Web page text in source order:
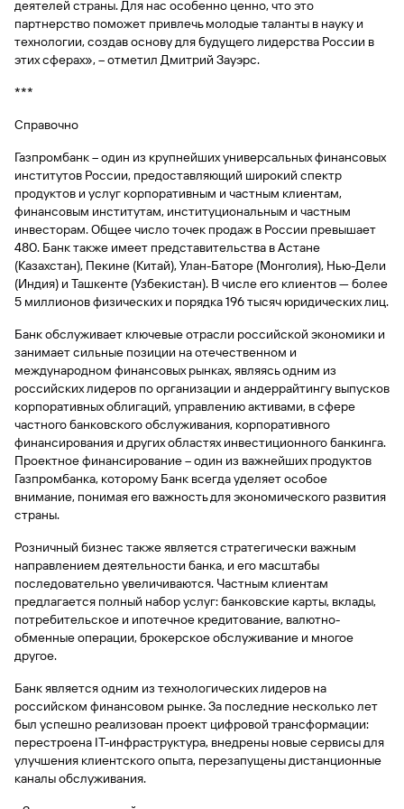
специальные
предложения
Газпром
для
держателей
карт
Дополнительная
карта-стикер
Банки-
Gazprom
Pay
Федеральный
ФЗ
Как не
попасться
Помощь по
действующему
кредиту
Оформить
страхование
карты
онлайн
Оператор
электронных
денежных
полезно
Часто
задаваемые
Калькулятор
Быстрый
поиск
по
сайту
Рефинансирование
кредита
Отчет о
кредитной
истории
Быстрый
поиск
по
сайту
Рефинансирование
кредита
Открыть
брокерский
счет
Инвестиционные
продукты
доверительного
управления
Налоговый
вычет
поиск
по
сайту
Рефинансирование
кредита
Отчет о
кредитной
истории
Быстрый
поиск
по
сайту
Рефинансирование
кредита
Кредитный
рейтинг
истории
Станьте
партнером
Партнерам
Информация
для
партнеров
Быстрый
поиск
по
сайту
Рефинансирование
кредита
Gazprom
Pay
Мобильное
приложение
GPB-
i-
Trade
GorodPay
Открыть
брокерский
счет
Брокер-
клиент
Дистанционные
сервисы
клиентом
Газпромбанка
онлайн
Открытый
API
курсов
металлов
Быстрый
поиск
по
Отделения
банка
инкассация
с Moniron
быть
полезно
115-ФЗ
для
малого
бизнеса
115-ФЗ
среднего
бизнеса
Офисы
обслуживания
лиц
Документы
для
счета
Быстрый
поиск
по
сайту
кредита
сервисы
«Копии
документов»
и «Справки»
поиск
по
сайту
Рефинансирование
кредита
Курсы
таможенных
платежей
поиск
сайту
Рефинансирование
кредита
по
сайту
Рефинансирование
сайту
Рефинансирование
кредита
деятелей страны. Для нас особенно ценно, что это
партнерство поможет привлечь молодые таланты в науку и
технологии, создав основу для будущего лидерства России в
этих сферах», – отметил Дмитрий Зауэрс.
***
Справочно
Газпромбанк – один из крупнейших универсальных финансовых
институтов России, предоставляющий широкий спектр
продуктов и услуг корпоративным и частным клиентам,
финансовым институтам, институциональным и частным
инвесторам. Общее число точек продаж в России превышает
480. Банк также имеет представительства в Астане
(Казахстан), Пекине (Китай), Улан-Баторе (Монголия), Нью-Дели
(Индия) и Ташкенте (Узбекистан). В числе его клиентов — более
5 миллионов физических и порядка 196 тысяч юридических лиц.
Банк обслуживает ключевые отрасли российской экономики и
занимает сильные позиции на отечественном и
международном финансовых рынках, являясь одним из
российских лидеров по организации и андеррайтингу выпусков
корпоративных облигаций, управлению активами, в сфере
частного банковского обслуживания, корпоративного
финансирования и других областях инвестиционного банкинга.
Проектное финансирование – один из важнейших продуктов
Газпромбанка, которому Банк всегда уделяет особое
внимание, понимая его важность для экономического развития
страны.
Розничный бизнес также является стратегически важным
направлением деятельности банка, и его масштабы
последовательно увеличиваются. Частным клиентам
предлагается полный набор услуг: банковские карты, вклады,
потребительское и ипотечное кредитование, валютно-
обменные операции, брокерское обслуживание и многое
другое.
Банк является одним из технологических лидеров на
российском финансовом рынке. За последние несколько лет
был успешно реализован проект цифровой трансформации:
перестроена IT-инфраструктура, внедрены новые сервисы для
улучшения клиентского опыта, перезапущены дистанционные
каналы обслуживания.